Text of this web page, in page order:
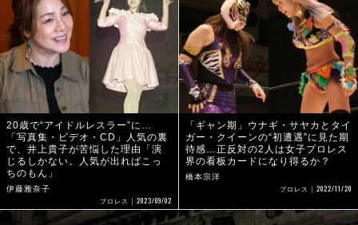
20歳で“アイドルレスラー”に…
「写真集・ビデオ・CD」人気の裏
で、井上貴子が苦悩した理由「演
じるしかない。人気が出ればこっ
ちのもん」
伊藤雅奈子
プロレス 2023/09/02
「ギャン期」ウナギ・サヤカとタイ
ガー・クイーンの“初遭遇”に見た期
待感…正反対の2人は女子プロレス
界の看板カードになり得るか？
橋本宗洋
プロレス 2022/11/20